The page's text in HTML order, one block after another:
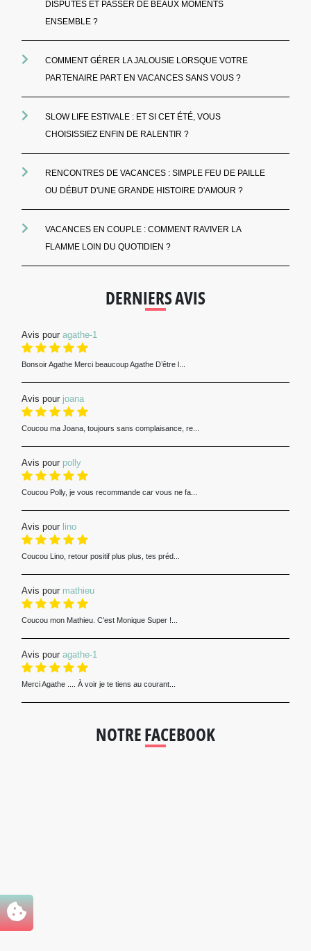
DISPUTES ET PASSER DE BEAUX MOMENTS
ENSEMBLE ?
COMMENT GÉRER LA JALOUSIE LORSQUE VOTRE
PARTENAIRE PART EN VACANCES SANS VOUS ?
SLOW LIFE ESTIVALE : ET SI CET ÉTÉ, VOUS
CHOISISSIEZ ENFIN DE RALENTIR ?
RENCONTRES DE VACANCES : SIMPLE FEU DE PAILLE
OU DÉBUT D'UNE GRANDE HISTOIRE D'AMOUR ?
VACANCES EN COUPLE : COMMENT RAVIVER LA
FLAMME LOIN DU QUOTIDIEN ?
DERNIERS AVIS
Avis pour agathe-1
Bonsoir Agathe Merci beaucoup Agathe D’être l...
Avis pour joana
Coucou ma Joana, toujours sans complaisance, re...
Avis pour polly
Coucou Polly, je vous recommande car vous ne fa...
Avis pour lino
Coucou Lino, retour positif plus plus, tes préd...
Avis pour mathieu
Coucou mon Mathieu. C’est Monique Super !...
Avis pour agathe-1
Merci Agathe .... À voir je te tiens au courant...
NOTRE FACEBOOK